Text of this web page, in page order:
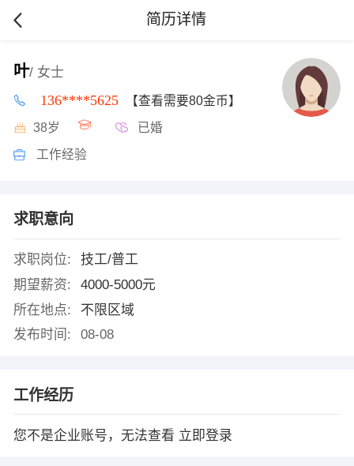
简历详情
叶/ 女士
136****5625 【查看需要80金币】
38岁 已婚
工作经验
求职意向
求职岗位:
技工/普工
期望薪资:
4000-5000元
所在地点:
不限区域
发布时间:
08-08
工作经历
您不是企业账号，无法查看 立即登录